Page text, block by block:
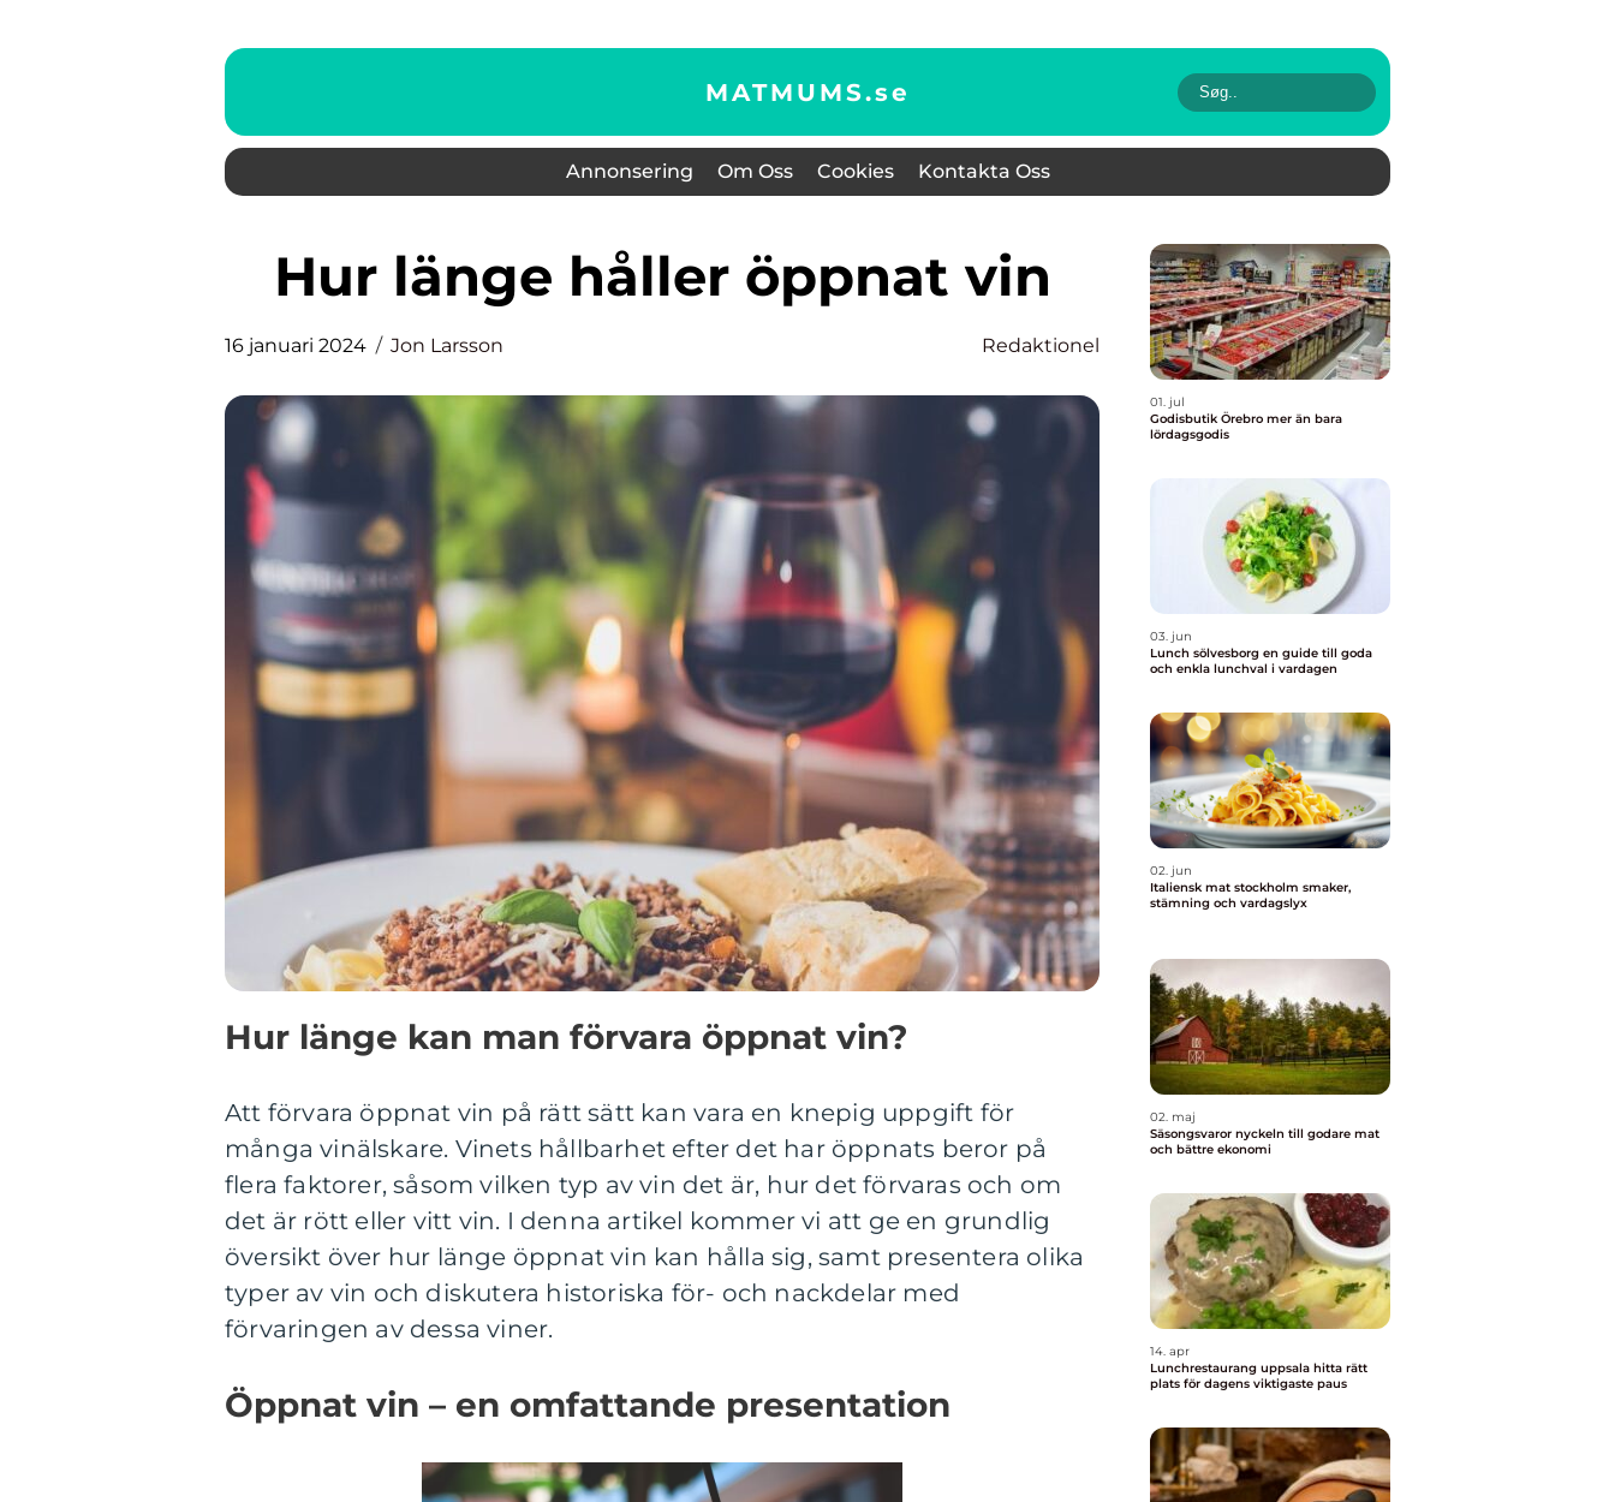
MATMUMS.se
Annonsering Om Oss Cookies Kontakta Oss
Hur länge håller öppnat vin
16 januari 2024 Jon Larsson Redaktionel
Hur länge kan man förvara öppnat vin?
Att förvara öppnat vin på rätt sätt kan vara en knepig uppgift för
många vinälskare. Vinets hållbarhet efter det har öppnats beror på
flera faktorer, såsom vilken typ av vin det är, hur det förvaras och om
det är rött eller vitt vin. I denna artikel kommer vi att ge en grundlig
översikt över hur länge öppnat vin kan hålla sig, samt presentera olika
typer av vin och diskutera historiska för- och nackdelar med
förvaringen av dessa viner.
Öppnat vin – en omfattande presentation
01. jul
Godisbutik Örebro mer än bara
lördagsgodis
03. jun
Lunch sölvesborg en guide till goda
och enkla lunchval i vardagen
02. jun
Italiensk mat stockholm smaker,
stämning och vardagslyx
02. maj
Säsongsvaror nyckeln till godare mat
och bättre ekonomi
14. apr
Lunchrestaurang uppsala hitta rätt
plats för dagens viktigaste paus